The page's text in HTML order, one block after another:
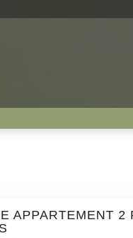
Animaux
APPARTEMENT 2